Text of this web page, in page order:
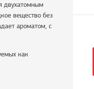
двухатомным
вещество без
ароматом, с
как